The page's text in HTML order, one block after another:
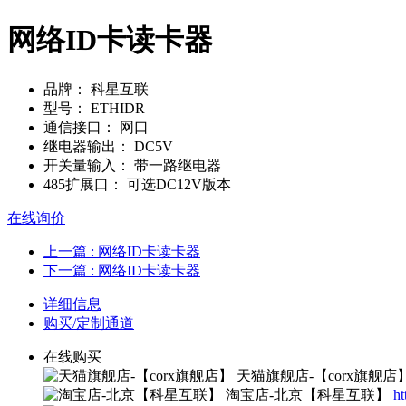
网络ID卡读卡器
品牌：
科星互联
型号：
ETHIDR
通信接口：
网口
继电器输出：
DC5V
开关量输入：
带一路继电器
485扩展口：
可选DC12V版本
在线询价
上一篇 : 网络ID卡读卡器
下一篇 : 网络ID卡读卡器
详细信息
购买/定制通道
在线购买
天猫旗舰店-【corx旗舰店】
淘宝店-北京【科星互联】